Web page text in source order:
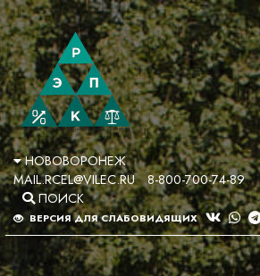
НОВОВОРОНЕЖ
MAIL.RCEL@VILEC.RU
8-800-700-74-89
ПОИСК
ВЕРСИЯ ДЛЯ СЛАБОВИДЯЩИХ